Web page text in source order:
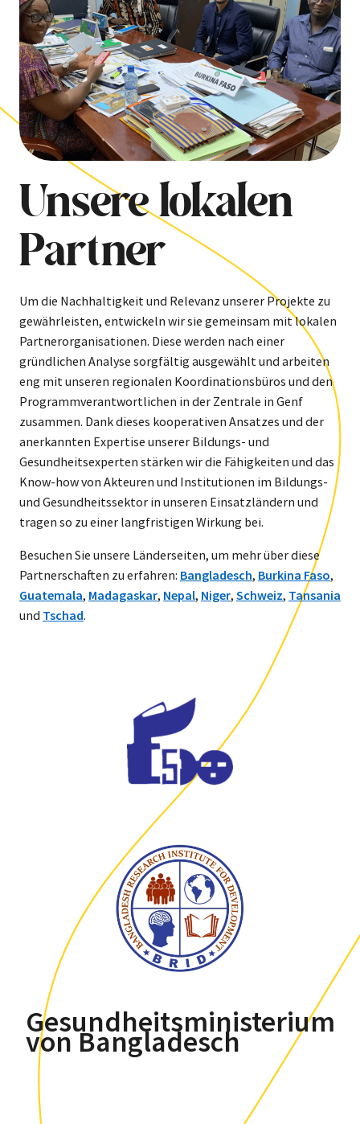
Unsere lokalen
Partner
Um die Nachhaltigkeit und Relevanz unserer Projekte zu
gewährleisten, entwickeln wir sie gemeinsam mit lokalen
Partnerorganisationen. Diese werden nach einer
gründlichen Analyse sorgfältig ausgewählt und arbeiten
eng mit unseren regionalen Koordinationsbüros und den
Programmverantwortlichen in der Zentrale in Genf
zusammen. Dank dieses kooperativen Ansatzes und der
anerkannten Expertise unserer Bildungs- und
Gesundheitsexperten stärken wir die Fähigkeiten und das
Know-how von Akteuren und Institutionen im Bildungs-
und Gesundheitssektor in unseren Einsatzländern und
tragen so zu einer langfristigen Wirkung bei.
Besuchen Sie unsere Länderseiten, um mehr über diese
Partnerschaften zu erfahren: Bangladesch, Burkina Faso,
Guatemala, Madagaskar, Nepal, Niger, Schweiz, Tansania
und Tschad.
Gesundheitsministerium
von Bangladesch